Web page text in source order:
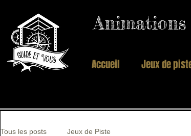
Guide et vous
Accueil Jeux de
Tous les posts Jeux de Piste